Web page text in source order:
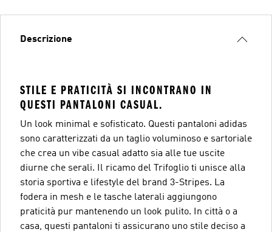
Descrizione
STILE E PRATICITÀ SI INCONTRANO IN
QUESTI PANTALONI CASUAL.
Un look minimal e sofisticato. Questi pantaloni adidas
sono caratterizzati da un taglio voluminoso e sartoriale
che crea un vibe casual adatto sia alle tue uscite
diurne che serali. Il ricamo del Trifoglio ti unisce alla
storia sportiva e lifestyle del brand 3-Stripes. La
fodera in mesh e le tasche laterali aggiungono
praticità pur mantenendo un look pulito. In città o a
casa, questi pantaloni ti assicurano uno stile deciso a